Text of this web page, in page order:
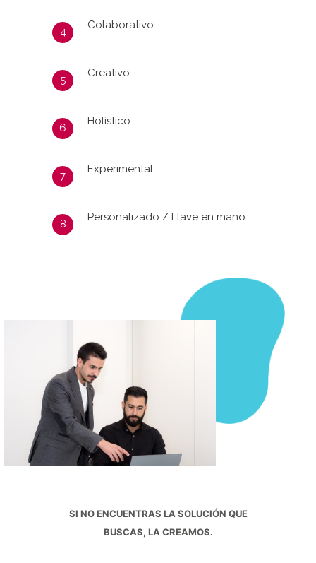
Colaborativo
Creativo
Holístico
Experimental
Personalizado / Llave en mano
SI NO ENCUENTRAS LA SOLUCIÓN QUE
BUSCAS, LA CREAMOS.